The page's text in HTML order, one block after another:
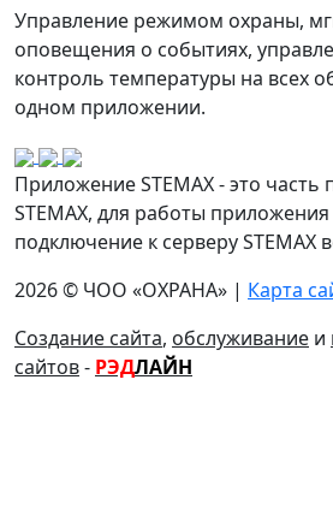
Управление режимом охраны,
оповещения о событиях,
контроль температуры на всех
одном приложении.
Приложение STEMAX - это часть
STEMAX, для работы
подключение к серверу STEMAX
2026 © ЧОО «ОХРАНА» | Карта
Создание сайта, обслуживание и
сайтов- РЭДЛАЙН